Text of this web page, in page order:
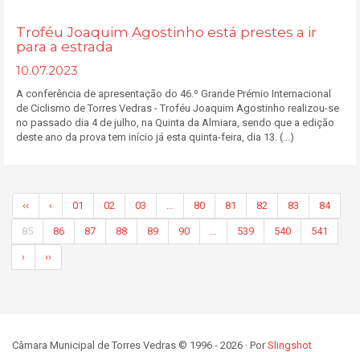
Troféu Joaquim Agostinho está prestes a ir
para a estrada
10.07.2023
A conferência de apresentação do 46.º Grande Prémio Internacional
de Ciclismo de Torres Vedras - Troféu Joaquim Agostinho realizou-se
no passado dia 4 de julho, na Quinta da Almiara, sendo que a edição
deste ano da prova tem início já esta quinta-feira, dia 13. (...)
‹‹ ‹ 01 02 03 … 80 81 82 83 84
85 86 87 88 89 90 … 539 540 541
› ››
Câmara Municipal de Torres Vedras © 1996 - 2026 · PorSlingshot